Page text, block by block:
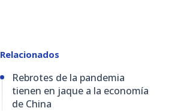
Relacionados
Rebrotes de la pandemia
tienen en jaque a la economía
de China